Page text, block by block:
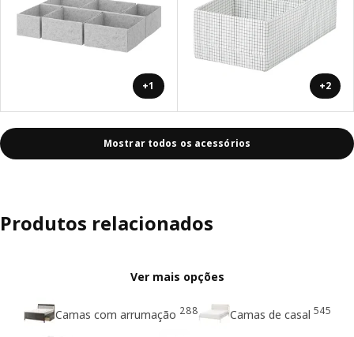
+1 +2
Mostrar todos os acessórios
Produtos relacionados
Ver mais opções
Camas com arrumação 288 Camas de casal 545